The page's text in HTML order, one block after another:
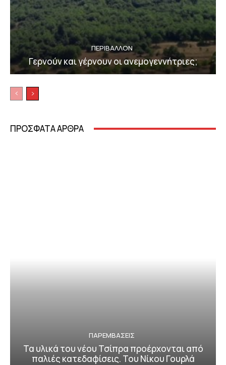
ΠΕΡΙΒΆΛΛΟΝ
Γερνούν και γέρνουν οι ανεμογεννήτριες;
ΠΡΟΣΦΑΤΑ ΑΡΘΡΑ
ΠΑΡΕΜΒΑΣΕΙΣ
Τα υλικά του νέου Τσίπρα προέρχονται από
παλιές κατεδαφίσεις. Του Νίκου Γουρλά